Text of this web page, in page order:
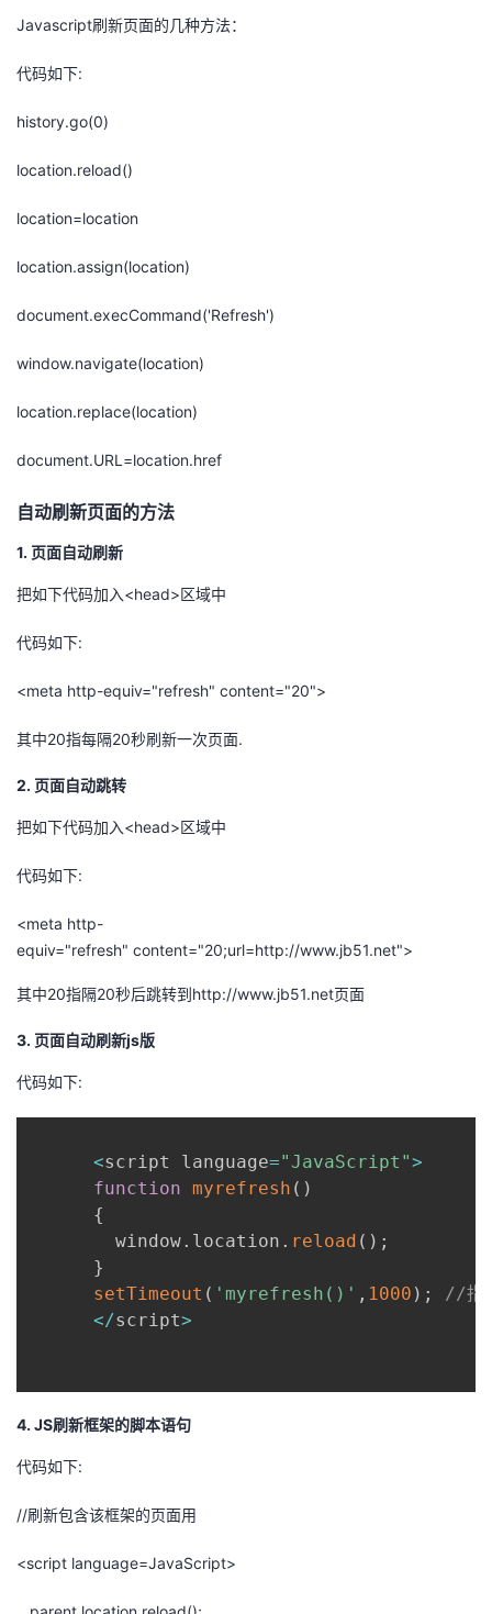
Javascript刷新页面的几种方法：
代码如下:
history.go(0)
location.reload()
location=location
location.assign(location)
document.execCommand('Refresh')
window.navigate(location)
location.replace(location)
document.URL=location.href
自动刷新页面的方法
1. 页面自动刷新
把如下代码加入<head>区域中
代码如下:
<meta http-equiv="refresh" content="20">
其中20指每隔20秒刷新一次页面.
2. 页面自动跳转
把如下代码加入<head>区域中
代码如下:
<meta http-
equiv="refresh" content="20;url=http://www.jb51.net">
其中20指隔20秒后跳转到http://www.jb51.net页面
3. 页面自动刷新js版
代码如下:
<script language="JavaScript">
function myrefresh ( )
{
        window
. location . reload ( ) ;
}
setTimeout ( 'myrefresh()' , 1000 ) ;
//指
</script>
4. JS刷新框架的脚本语句
代码如下:
//刷新包含该框架的页面用
<script language=JavaScript>